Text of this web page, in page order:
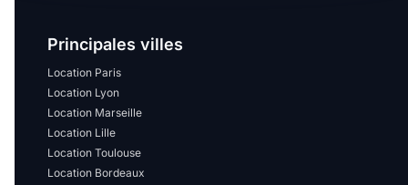
Principales villes
Location Paris
Location Lyon
Location Marseille
Location Lille
Location Toulouse
Location Bordeaux